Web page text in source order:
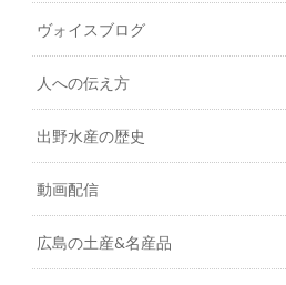
ヴォイスブログ
人への伝え方
出野水産の歴史
動画配信
広島の土産&名産品